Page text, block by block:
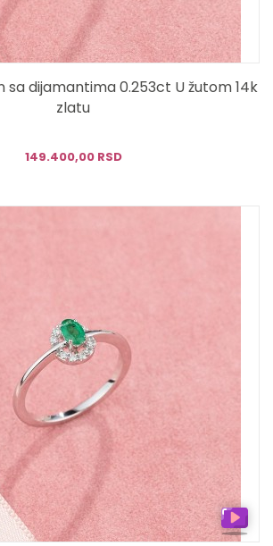
dijamantima 0.253ct U žutom 14k
zlatu
149.400,00 RSD